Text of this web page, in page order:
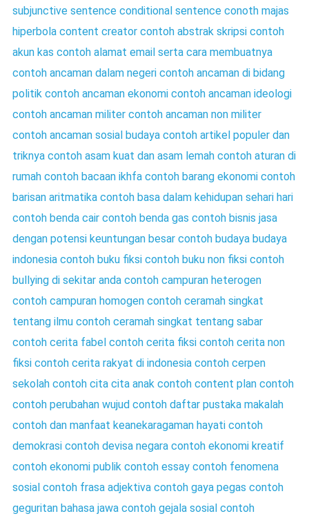
subjunctive sentence conditional sentence conoth majas
hiperbola content creator contoh abstrak skripsi contoh
akun kas contoh alamat email serta cara membuatnya
contoh ancaman dalam negeri contoh ancaman di bidang
politik contoh ancaman ekonomi contoh ancaman ideologi
contoh ancaman militer contoh ancaman non militer
contoh ancaman sosial budaya contoh artikel populer dan
triknya contoh asam kuat dan asam lemah contoh aturan di
rumah contoh bacaan ikhfa contoh barang ekonomi contoh
barisan aritmatika contoh basa dalam kehidupan sehari hari
contoh benda cair contoh benda gas contoh bisnis jasa
dengan potensi keuntungan besar contoh budaya budaya
indonesia contoh buku fiksi contoh buku non fiksi contoh
bullying di sekitar anda contoh campuran heterogen
contoh campuran homogen contoh ceramah singkat
tentang ilmu contoh ceramah singkat tentang sabar
contoh cerita fabel contoh cerita fiksi contoh cerita non
fiksi contoh cerita rakyat di indonesia contoh cerpen
sekolah contoh cita cita anak contoh content plan contoh
contoh perubahan wujud contoh daftar pustaka makalah
contoh dan manfaat keanekaragaman hayati contoh
demokrasi contoh devisa negara contoh ekonomi kreatif
contoh ekonomi publik contoh essay contoh fenomena
sosial contoh frasa adjektiva contoh gaya pegas contoh
geguritan bahasa jawa contoh gejala sosial contoh